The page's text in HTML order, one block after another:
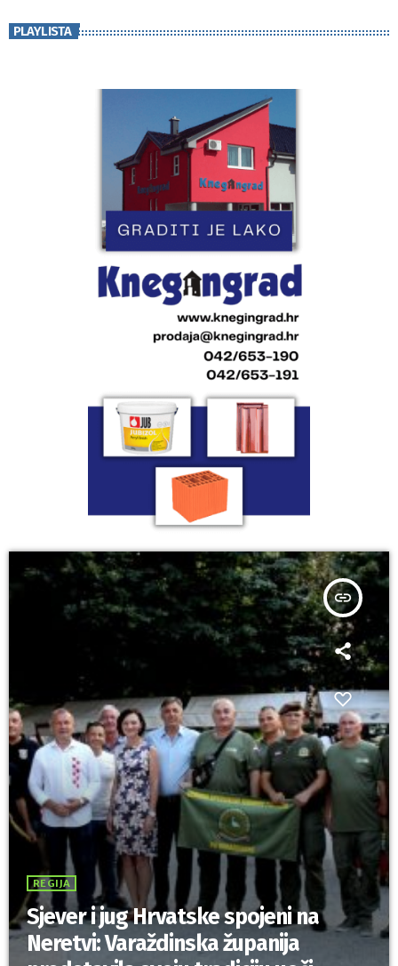
PLAYLISTA
insert_link
REGIJA
Sjever i jug Hrvatske spojeni na
Neretvi: Varaždinska županija